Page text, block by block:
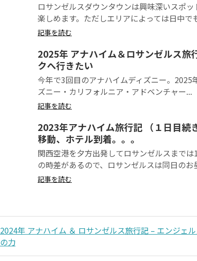
ロサンゼルスダウンタウンは興味深いスポ
楽しめます。ただしエリアによっては日中
記事を読む
2025年 アナハイム＆ロサンゼルス旅
クへ行きたい
今年で3回目のアナハイムディズニー。2025
ズニー・カリフォルニア・アドベンチャー...
記事を読む
2023年アナハイム旅行記 （１日目続
移動、ホテル到着。。。
関西空港を夕方出発してロサンゼルスまで
の時差があるので、ロサンゼルスは同日の
記事を読む
2024年 アナハイム ＆ ロサンゼルス旅行記 – エンジェ
の力